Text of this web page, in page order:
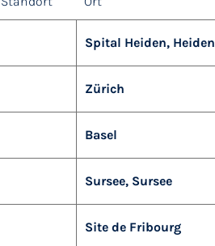
Spital Heiden, Heiden
Zürich
Basel
Sursee, Sursee
Site de Fribourg